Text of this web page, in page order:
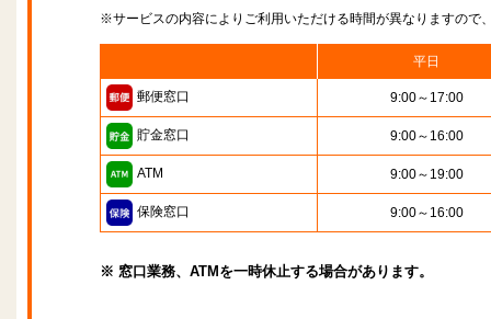
※サービスの内容によりご利用いただける時間が異なりますので
平日
郵便窓口 9:00～17:00
貯金窓口 9:00～16:00
ATM 9:00～19:00
保険窓口 9:00～16:00
※ 窓口業務、ATMを一時休止する場合があります。